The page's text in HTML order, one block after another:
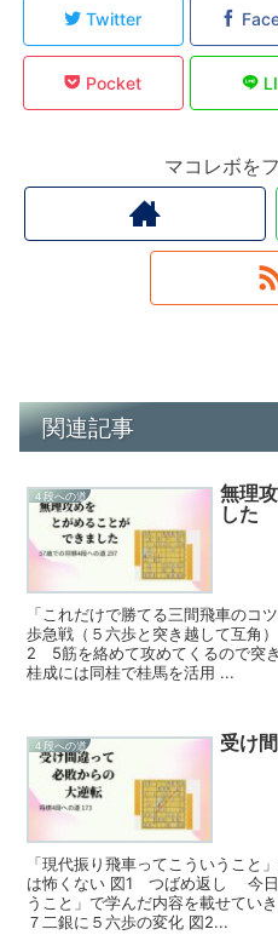
Twitter
Pocket
マコレボを
関連記事
４段への道
無理
した
「これだけで勝てる三間飛車のコ
歩急戦（５六歩と突き越して互角
2 5筋を絡めて攻めてくるので突
桂成には同桂で桂馬を活用 ...
４段への道 受け
「現代振り飛車ってこういうこと
は怖くない 図1 つばめ返し 今日
うこと」で学んだ内容を載せてい
７二銀に５六歩の変化 図2...